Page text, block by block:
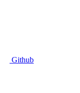
Github